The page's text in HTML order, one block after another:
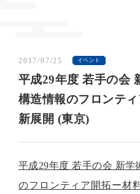
2017/07/25 イベント
平成29年度 若手の会
構造情報のフロンテ
新展開 (東京)
平成29年度 若手の会 新
のフロンティア開拓ー材